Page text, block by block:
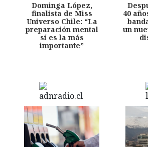
Dominga López,
finalista de Miss
Universo Chile: “La
preparación mental
sí es la más
importante”
40
un